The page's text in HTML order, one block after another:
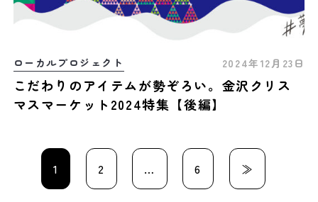
ローカルプロジェクト 2024年12月23日
こだわりのアイテムが勢ぞろい。金沢クリス
マスマーケット2024特集【後編】
1 2 … 6 ≫